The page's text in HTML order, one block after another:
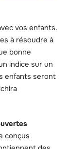
vos enfants.
à résoudre à
bonne
indice sur un
enfants seront
conçus